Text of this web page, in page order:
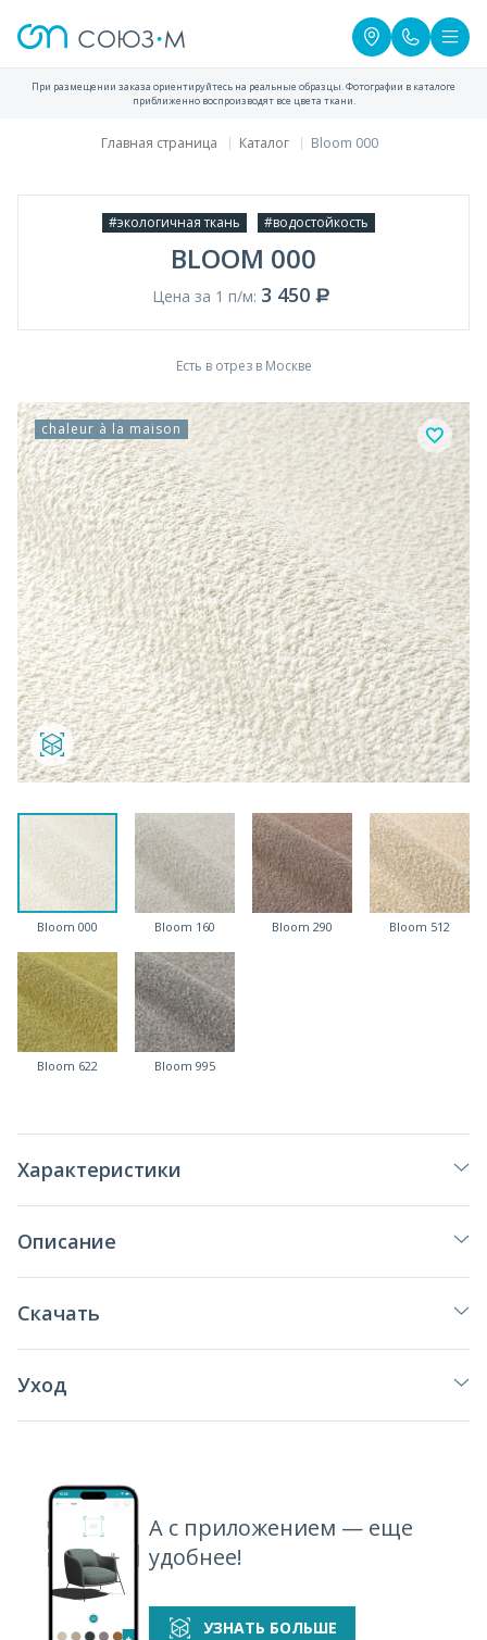
При размещении заказа ориентируйтесь на реальные образцы. Фотографии в каталоге
приближенно воспроизводят все цвета ткани.
Главная страница Каталог Bloom 000
#экологичная ткань #водостойкость
BLOOM 000
Цена за 1 п/м: 3 450
Есть в отрез в Москве
chaleur à la maison
Bloom 000 Bloom 160 Bloom 290 Bloom 512
Bloom 622 Bloom 995
Характеристики
Описание
Скачать
Уход
А с приложением — еще
удобнее!
УЗНАТЬ БОЛЬШЕ